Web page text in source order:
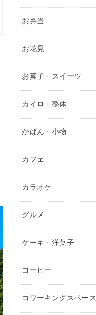
お弁当
お花見
お菓子・スイーツ
カイロ・整体
かばん・小物
カフェ
カラオケ
グルメ
ケーキ・洋菓子
コーヒー
コワーキングスペース